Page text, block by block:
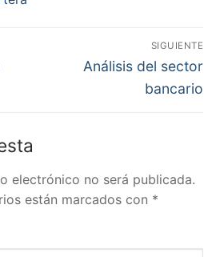
SIGUIENTE
Entrada
Análisis del sector
bancario
electrónico no será publicada.
están marcados con *